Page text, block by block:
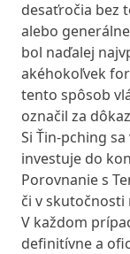
desaťročia bez
alebo
bol naďalej
akéhokoľvek
tento spôsob
označil za
Si Ťin-pching
investuje do
Porovnanie s
či v skutočnosti
V každom
definitívne a